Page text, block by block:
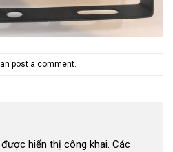
post a comment
hiển thị công khai. Các